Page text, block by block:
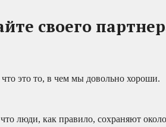
своего
это то, в чем мы довольно хороши.
люди, как правило, сохраняют